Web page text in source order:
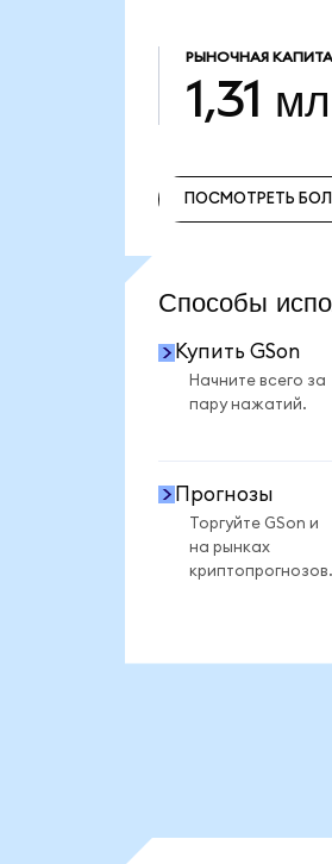
РЫНОЧНАЯ
1,31
ПОСМОТРЕТЬ
Способы
Купить GSon
Начните всего за
пару нажатий.
Прогнозы
Торгуйте GSon и
на рынках
криптопрогнозов.